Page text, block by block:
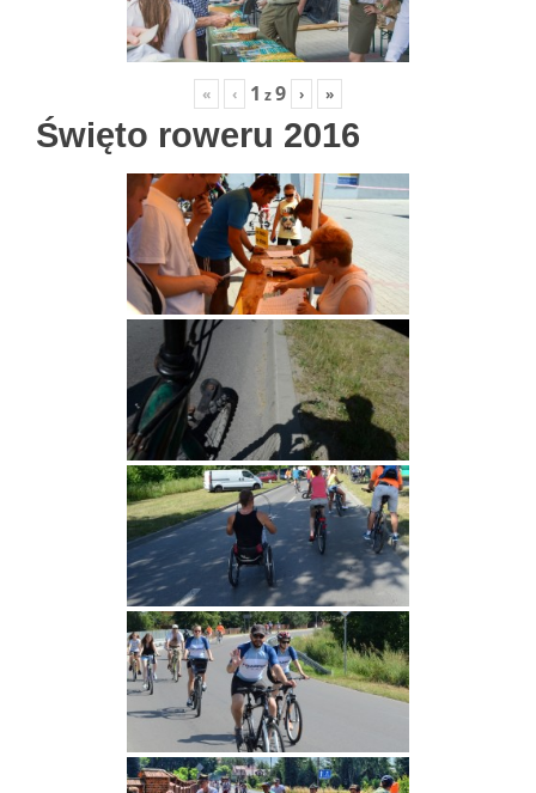
« ‹ 1 z9 › »
Święto roweru 2016